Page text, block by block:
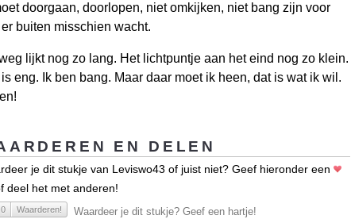
doorgaan, doorlopen, niet omkijken, niet bang zijn voor
buiten misschien wacht.
lijkt nog zo lang. Het lichtpuntje aan het eind nog zo klein.
is eng. Ik ben bang. Maar daar moet ik heen, dat is wat ik wil.
EN DELEN
je dit stukje van Leviswo43 of juist niet? Geef hieronder een
deel het met anderen!
0 Waarderen! Waardeer je dit stukje? Geef een hartje!